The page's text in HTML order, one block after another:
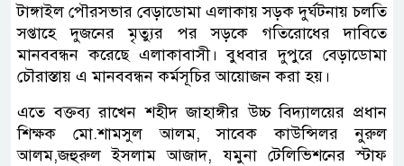
টাঙ্গাইল পৌরসভার বেড়াডোমা এলাকায় সড়ক দুর্ঘটনায় চলতি
সপ্তাহে দুজনের মৃত্যুর পর সড়কে গতিরোধের দাবিতে
মানববন্ধন করেছে এলাকাবাসী। বুধবার দুপুরে বেড়াডোমা
চৌরাস্তায় এ মানববন্ধন কর্মসূচির আয়োজন করা হয়।
এতে বক্তব্য রাখেন শহীদ জাহাঙ্গীর উচ্চ বিদ্যালয়ের প্রধান
শিক্ষক মো.শামসুল আলম, সাবেক কাউন্সিলর নুরুল
আলম,জহুরুল ইসলাম আজাদ, যমুনা টেলিভিশনের স্টাফ